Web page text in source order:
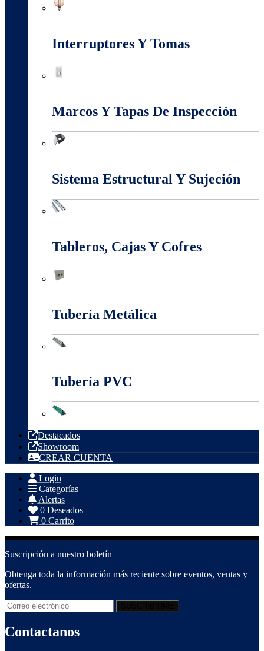
Interruptores Y Tomas
Marcos Y Tapas De Inspección
Sistema Estructural Y Sujeción
Tableros, Cajas Y Cofres
Tubería Metálica
Tubería PVC
Destacados
Showroom
CREAR CUENTA
Login
Categorías
Alertas
0 Deseados
0 Carrito
Suscripción a nuestro boletín
Obtenga toda la información más reciente sobre eventos, ventas y
ofertas.
Contactanos